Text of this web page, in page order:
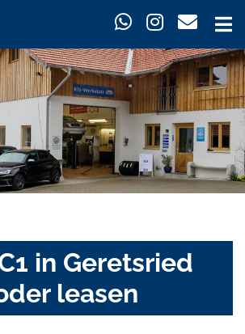
in Geretsried
leasen